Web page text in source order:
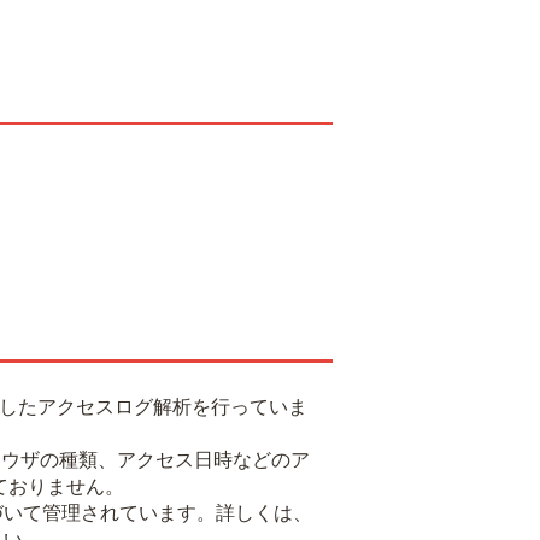
たアクセスログ解析を行っていま
ザの種類、アクセス日時などのア
りません。
て管理されています。詳しくは、